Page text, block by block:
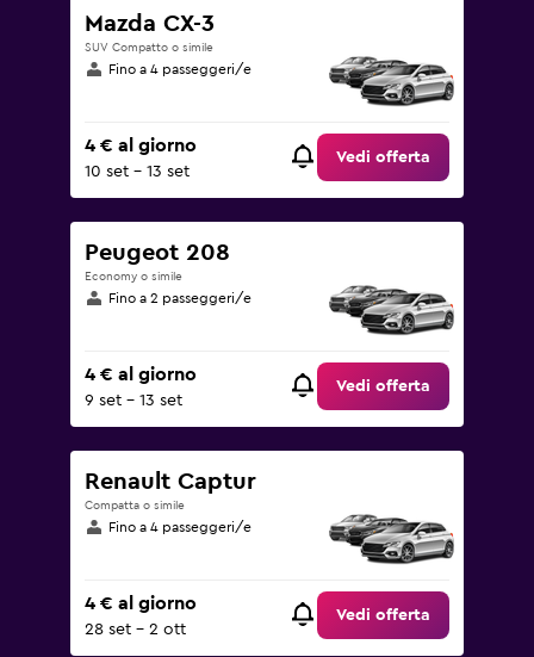
Mazda CX-3
SUV Compatto o simile
Fino a 4 passeggeri/e
4 € al giorno
10 set - 13 set
Vedi offerta
Peugeot 208
Economy o simile
Fino a 2 passeggeri/e
4 € al giorno
9 set - 13 set
Vedi offerta
Renault Captur
Compatta o simile
Fino a 4 passeggeri/e
4 € al giorno
28 set - 2 ott
Vedi offerta